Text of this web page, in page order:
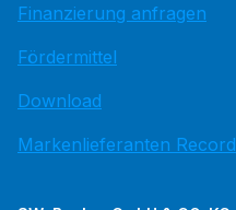
Finanzierung anfragen
Fördermittel
Download
Markenlieferanten Record